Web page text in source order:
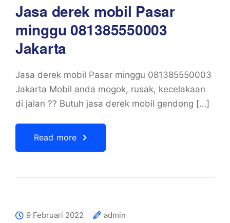
Jasa derek mobil Pasar
minggu 081385550003
Jakarta
Jasa derek mobil Pasar minggu 081385550003
Jakarta Mobil anda mogok, rusak, kecelakaan
di jalan ?? Butuh jasa derek mobil gendong […]
Read more
9 Februari 2022
admin